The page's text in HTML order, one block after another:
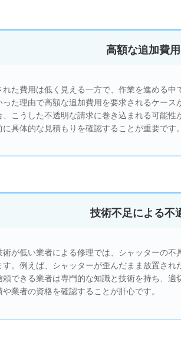
高額な追加費
れた費用は低く見える一方で、作業を進める
った理由で高額な追加費用を要求されるケー
、こうした不透明な請求に巻き込まれる可能
具体的な見積もりを確認することが重要です。
技術不足による不
術が低い業者による修理では、シャッターの
す。例えば、シャッターが歪んだまま放置さ
頼できる業者は専門的な知識と技術を持ち、
や業者の資格を確認することが肝心です。